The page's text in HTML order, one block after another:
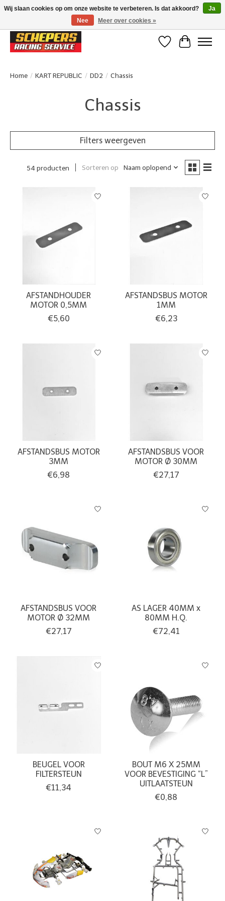
Klanten beoordelen ons met een 4,8/5 op Google reviews
Verlanglijst
Home / KART REPUBLIC / DD2 / Chassis
Chassis
Filters weergeven
54 producten Sorteren op Naam oplopend
AFSTANDHOUDER
MOTOR 0,5MM
€5,60
AFSTANDSBUS MOTOR
1MM
€6,23
AFSTANDSBUS MOTOR
3MM
€6,98
AFSTANDSBUS VOOR
MOTOR Ø 30MM
€27,17
AFSTANDSBUS VOOR
MOTOR Ø 32MM
€27,17
AS LAGER 40MM x
80MM H.Q.
€72,41
BEUGEL VOOR
FILTERSTEUN
€11,34
BOUT M6 X 25MM
VOOR BEVESTIGING “L”
UITLAATSTEUN
€0,88
Wij slaan cookies op om onze website te verbeteren. Is dat akkoord?
Ja
Nee
Meer over cookies »